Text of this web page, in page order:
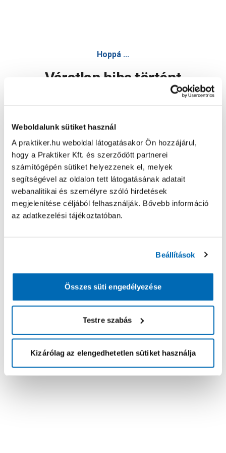
Weboldalunk sütiket használ
A praktiker.hu weboldal látogatásakor Ön hozzájárul,
hogy a Praktiker Kft. és szerződött partnerei
számítógépén sütiket helyezzenek el, melyek
segítségével az oldalon tett látogatásának adatait
webanalitikai és személyre szóló hirdetések
megjelenítése céljából felhasználják. Bővebb információ
az adatkezelési tájékoztatóban.
Beállítások
Összes süti engedélyezése
Testre szabás
Kizárólag az elengedhetetlen sütiket használja
Hoppá ...
Váratlan hiba történt
Oldal újratöltése